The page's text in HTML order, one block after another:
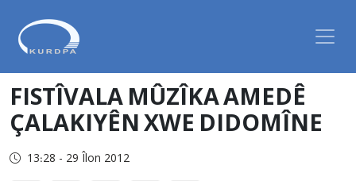
FISTÎVALA MÛZÎKA AMEDÊ
ÇALAKIYÊN XWE DIDOMÎNE
13:28 - 29 Îlon 2012